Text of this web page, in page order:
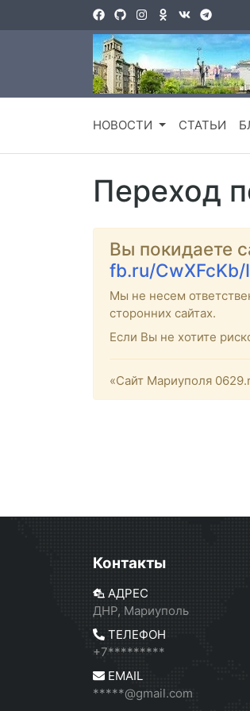
НОВОСТИ СТАТЬИ
Переход
Вы покидаете
fb.ru/CwXFcKb/
Мы не несем
сторонних сайтах.
Если Вы не хотите
«Сайт Мариуполя
Контакты
АДРЕС
ДНР, Мариуполь
ТЕЛЕФОН
+7*********
EMAIL
*****@gmail.com